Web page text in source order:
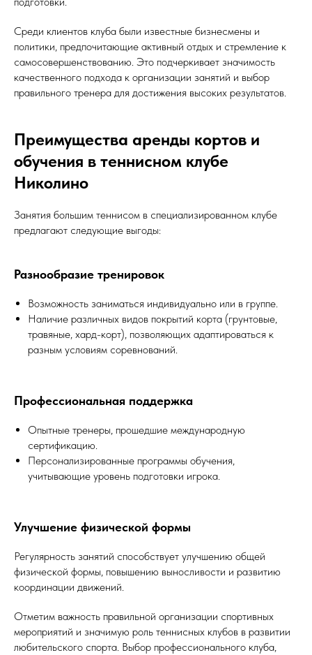
Среди клиентов клуба были известные бизнесмены и
политики, предпочитающие активный отдых и стремление к
самосовершенствованию. Это подчеркивает значимость
качественного подхода к организации занятий и выбор
правильного тренера для достижения высоких результатов.
Преимущества аренды кортов и
обучения в теннисном клубе
Николино
Занятия большим теннисом в специализированном клубе
предлагают следующие выгоды:
Разнообразие тренировок
Возможность заниматься индивидуально или в группе.
Наличие различных видов покрытий корта (грунтовые,
травяные, хард-корт), позволяющих адаптироваться к
разным условиям соревнований.
Профессиональная поддержка
Опытные тренеры, прошедшие международную
сертификацию.
Персонализированные программы обучения,
учитывающие уровень подготовки игрока.
Улучшение физической формы
Регулярность занятий способствует улучшению общей
физической формы, повышению выносливости и развитию
координации движений.
Отметим важность правильной организации спортивных
мероприятий и значимую роль теннисных клубов в развитии
любительского спорта. Выбор профессионального клуба,